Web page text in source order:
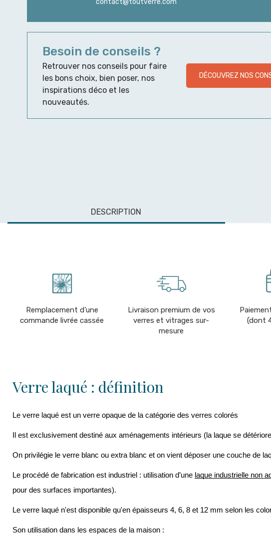
contact@toutverre.com
Besoin de conseils ?
Retrouver nos conseils pour faire
les bons choix, bien poser, nos
inspirations déco et les
nouveautés.
DÉCOUVREZ NOS
DESCRIPTION
Remplacement d’une
commande livrée cassée
Livraison premium de vos
verres et vitrages sur-
mesure
(dont
Verre laqué : définition
Le verre laqué est un verre opaque de la catégorie des verres colorés
Il est exclusivement destiné aux aménagements intérieurs (la laque se
On privilégie le verre blanc ou extra blanc et on vient déposer une couche de
Le procédé de fabrication est industriel : utilisation d’une laque industrielle non
pour des surfaces importantes).
Le verre laqué n'est disponible qu'en épaisseurs 4, 6, 8 et 12 mm selon les
Son utilisation dans les espaces de la maison :